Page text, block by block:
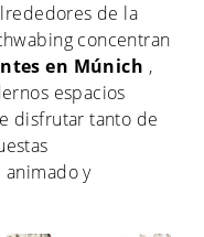
de la
concentran
en Múnich ,
espacios
disfrutar tanto de
y